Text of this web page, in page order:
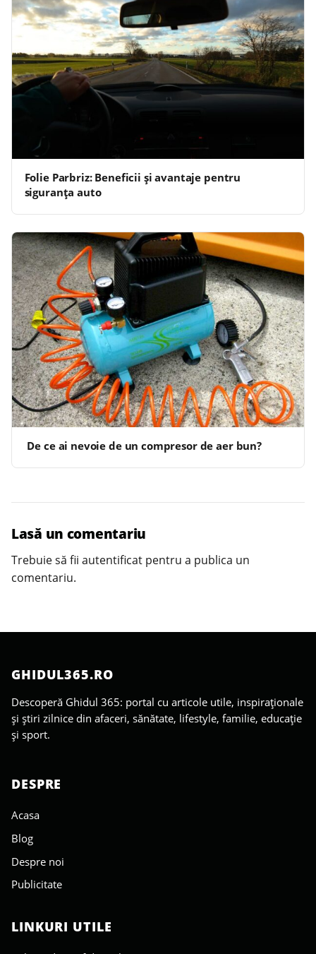
Folie Parbriz: Beneficii și avantaje pentru
siguranța auto
De ce ai nevoie de un compresor de aer bun?
Lasă un comentariu
Trebuie să fii autentificat pentru a publica un
comentariu.
GHIDUL365.RO
Descoperă Ghidul 365: portal cu articole utile, inspiraționale
și știri zilnice din afaceri, sănătate, lifestyle, familie, educație
și sport.
DESPRE
Acasa
Blog
Despre noi
Publicitate
LINKURI UTILE